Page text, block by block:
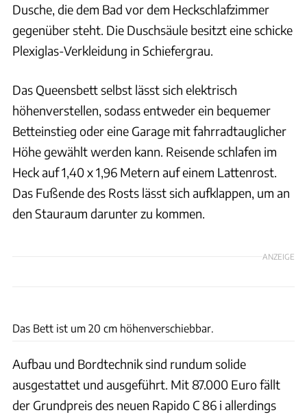
Dusche, die dem Bad vor dem Heckschlafzimmer
gegenüber steht. Die Duschsäule besitzt eine schicke
Plexiglas-Verkleidung in Schiefergrau.
Das Queensbett selbst lässt sich elektrisch
höhenverstellen, sodass entweder ein bequemer
Betteinstieg oder eine Garage mit fahrradtauglicher
Höhe gewählt werden kann. Reisende schlafen im
Heck auf 1,40 x 1,96 Metern auf einem Lattenrost.
Das Fußende des Rosts lässt sich aufklappen, um an
den Stauraum darunter zu kommen.
ANZEIGE
Das Bett ist um 20 cm höhenverschiebbar.
Aufbau und Bordtechnik sind rundum solide
ausgestattet und ausgeführt. Mit 87.000 Euro fällt
der Grundpreis des neuen Rapido C 86 i allerdings